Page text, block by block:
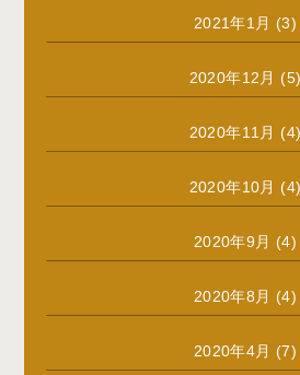
2021年1月 (3)
2020年12月 (5)
2020年11月 (4)
2020年10月 (4)
2020年9月 (4)
2020年8月 (4)
2020年4月 (7)